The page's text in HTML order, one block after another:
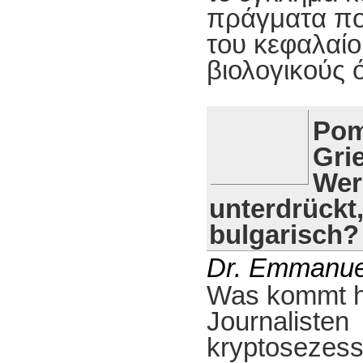
πράγματα
του
βιολογικούς
bulgarisch?
Dr.
Was kommt
Journalisten